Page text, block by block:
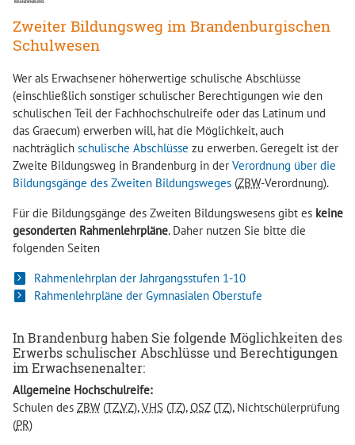
Zweiter Bildungsweg im Brandenburgischen
Schulwesen
Wer als Erwachsener höherwertige schulische Abschlüsse
(einschließlich sonstiger schulischer Berechtigungen wie den
schulischen Teil der Fachhochschulreife oder das Latinum und
das Graecum) erwerben will, hat die Möglichkeit, auch
nachträglich schulische Abschlüsse zu erwerben. Geregelt ist der
Zweite Bildungsweg in Brandenburg in der Verordnung über die
Bildungsgänge des Zweiten Bildungsweges (ZBW-Verordnung).
Für die Bildungsgänge des Zweiten Bildungswesens gibt es keine
gesonderten Rahmenlehrpläne. Daher nutzen Sie bitte die
folgenden Seiten
Rahmenlehrplan der Jahrgangsstufen 1-10
Rahmenlehrpläne der Gymnasialen Oberstufe
In Brandenburg haben Sie folgende Möglichkeiten des
Erwerbs schulischer Abschlüsse und Berechtigungen
im Erwachsenenalter:
Allgemeine Hochschulreife:
Schulen des ZBW(TZ,VZ),VHS (TZ),OSZ(TZ), Nichtschülerprüfung
(PR)